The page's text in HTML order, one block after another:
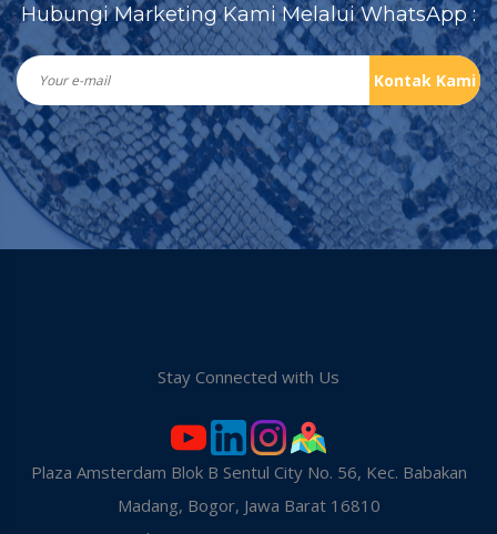
Hubungi Marketing Kami Melalui WhatsApp :
Kontak Kami
Stay Connected with Us
Plaza Amsterdam Blok B Sentul City No. 56, Kec. Babakan
Madang, Bogor, Jawa Barat 16810